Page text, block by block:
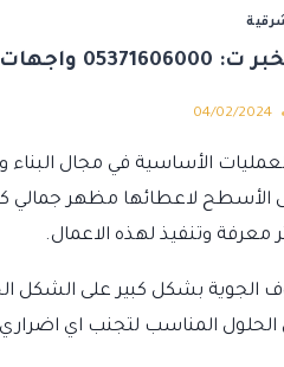
اللياسة الداخلي الخبر
04/02/2024
الأساسية في مجال
الأسطح لاعطائها مظهر جمالي
معرفة وتنفيذ لهذه الاعمال.
الجوية بشكل كبير على الشكل
الحلول المناسب لتجنب اي